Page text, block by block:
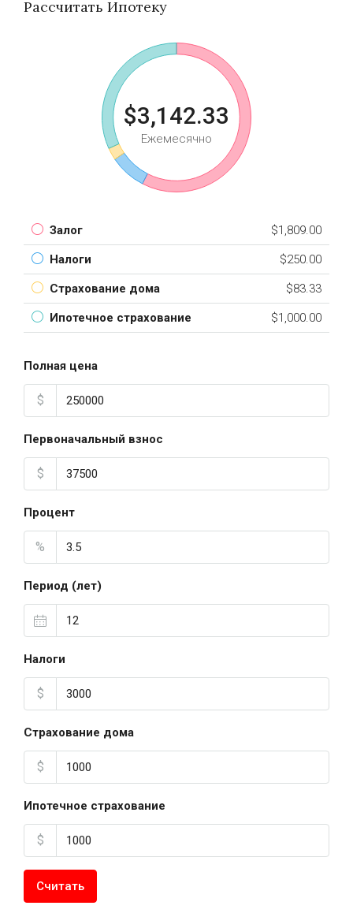
Рассчитать Ипотеку
$3,142.33
Ежемесячно
Залог $1,809.00
Налоги $250.00
Страхование дома $83.33
Ипотечное страхование $1,000.00
Полная цена
$
Первоначальный взнос
$
Процент
%
Период (лет)
Налоги
$
Страхование дома
$
Ипотечное страхование
$
Считать